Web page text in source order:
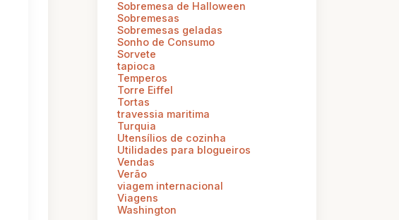
Sobremesa de Halloween
Sobremesas
Sobremesas geladas
Sonho de Consumo
Sorvete
tapioca
Temperos
Torre Eiffel
Tortas
travessia maritima
Turquia
Utensílios de cozinha
Utilidades para blogueiros
Vendas
Verão
viagem internacional
Viagens
Washington